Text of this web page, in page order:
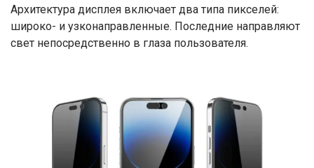
Архитектура дисплея включает два типа пикселей:
широко- и узконаправленные. Последние направляют
свет непосредственно в глаза пользователя.